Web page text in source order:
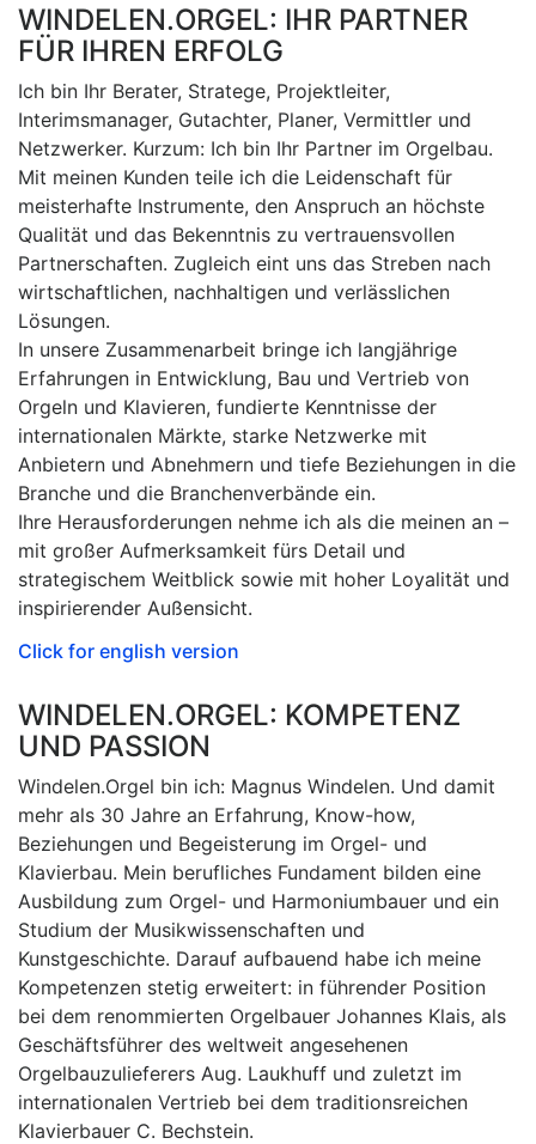
WINDELEN.ORGEL: IHR PARTNER
FÜR IHREN ERFOLG
Ich bin Ihr Berater, Stratege, Projektleiter,
Interimsmanager, Gutachter, Planer, Vermittler und
Netzwerker. Kurzum: Ich bin Ihr Partner im Orgelbau.
Mit meinen Kunden teile ich die Leidenschaft für
meisterhafte Instrumente, den Anspruch an höchste
Qualität und das Bekenntnis zu vertrauensvollen
Partnerschaften. Zugleich eint uns das Streben nach
wirtschaftlichen, nachhaltigen und verlässlichen
Lösungen.
In unsere Zusammenarbeit bringe ich langjährige
Erfahrungen in Entwicklung, Bau und Vertrieb von
Orgeln und Klavieren, fundierte Kenntnisse der
internationalen Märkte, starke Netzwerke mit
Anbietern und Abnehmern und tiefe Beziehungen in die
Branche und die Branchenverbände ein.
Ihre Herausforderungen nehme ich als die meinen an –
mit großer Aufmerksamkeit fürs Detail und
strategischem Weitblick sowie mit hoher Loyalität und
inspirierender Außensicht.
Click for english version
WINDELEN.ORGEL: KOMPETENZ
UND PASSION
Windelen.Orgel bin ich: Magnus Windelen. Und damit
mehr als 30 Jahre an Erfahrung, Know-how,
Beziehungen und Begeisterung im Orgel- und
Klavierbau. Mein berufliches Fundament bilden eine
Ausbildung zum Orgel- und Harmoniumbauer und ein
Studium der Musikwissenschaften und
Kunstgeschichte. Darauf aufbauend habe ich meine
Kompetenzen stetig erweitert: in führender Position
bei dem renommierten Orgelbauer Johannes Klais, als
Geschäftsführer des weltweit angesehenen
Orgelbauzulieferers Aug. Laukhuff und zuletzt im
internationalen Vertrieb bei dem traditionsreichen
Klavierbauer C. Bechstein.